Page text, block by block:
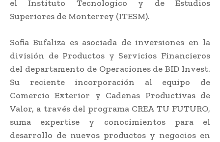
el Instituto Tecnologico y de Estudios
Superiores de Monterrey (ITESM).
Sofia Bufaliza es asociada de inversiones en la
división de Productos y Servicios Financieros
del departamento de Operaciones de BID Invest.
Su reciente incorporación al equipo de
Comercio Exterior y Cadenas Productivas de
Valor, a través del programa CREA TU FUTURO,
suma expertise y conocimientos para el
desarrollo de nuevos productos y negocios en